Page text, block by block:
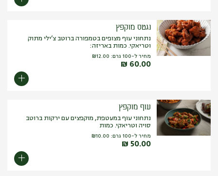
נגטס מוקפץ
נתחוני עוף מצופים בטמפורה ברוטב צ’ילי מתוק
וטריאקי. כמות באריזה:
מחיר ל-100 גרם: ₪12.00
₪ 60.00
עוף מוקפץ
נתחוני עוף במעטפת, מוקפצים עם ירקות ברוטב
סויה וטריאקי. כמות
מחיר ל-100 גרם: ₪10.00
₪ 50.00